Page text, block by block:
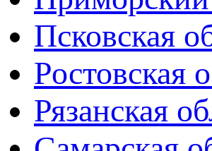
Псковская
Ростовская
Рязанская